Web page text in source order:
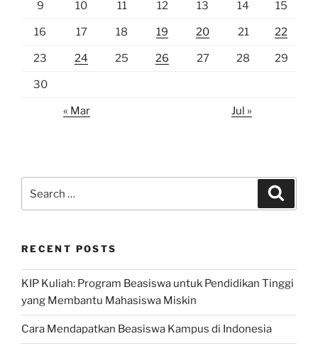
9 10 11 12 13 14 15
16 17 18 19 20 21 22
23 24 25 26 27 28 29
30
« Mar Jul »
for:
RECENT POSTS
KIP Kuliah: Program Beasiswa untuk Pendidikan Tinggi
yang Membantu Mahasiswa Miskin
Cara Mendapatkan Beasiswa Kampus di Indonesia